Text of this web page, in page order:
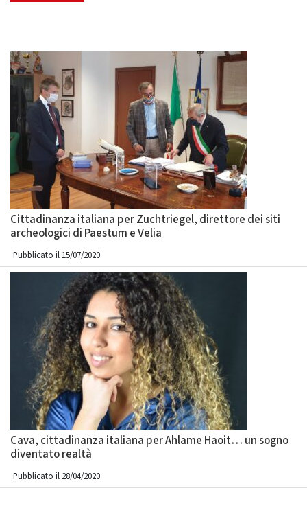
Cittadinanza italiana per Zuchtriegel, direttore dei siti
archeologici di Paestum e Velia
Pubblicato il 15/07/2020
Cava, cittadinanza italiana per Ahlame Haoit… un sogno
diventato realtà
Pubblicato il 28/04/2020